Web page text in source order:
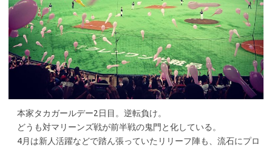
本家タカガールデー2日目。逆転負け。
どうも対マリーンズ戦が前半戦の鬼門と化している。
4月は新人活躍などで踏ん張っていたリリーフ陣も、流石にプロ